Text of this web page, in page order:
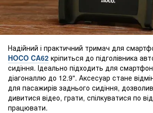
Надійний і практичний тримач для
HOCO CA62 кріпиться до підголівника
сидіння. Ідеально підходить для
діагоналлю до 12.9". Аксесуар стане
для пасажирів заднього сидіння,
дивитися відео, грати, спілкуватися по
працювати.